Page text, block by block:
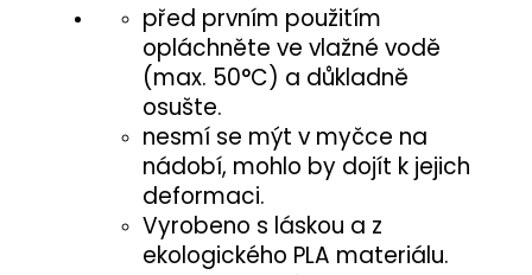
před prvním použitím
opláchněte ve vlažné vodě
(max. 50°C) a důkladně
osušte.
nesmí se mýt v myčce na
nádobí, mohlo by dojít k jejich
deformaci.
Vyrobeno s láskou a z
ekologického PLA materiálu.